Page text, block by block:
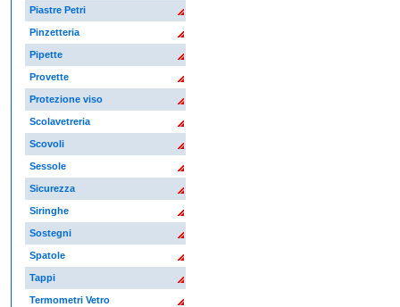
Piastre Petri
Pinzetteria
Pipette
Provette
Protezione viso
Scolavetreria
Scovoli
Sessole
Sicurezza
Siringhe
Sostegni
Spatole
Tappi
Termometri Vetro